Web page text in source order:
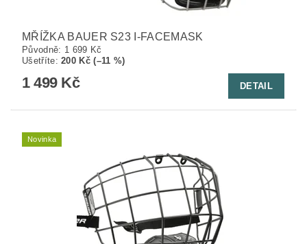
MŘÍŽKA BAUER S23 I-FACEMASK
Původně: 1 699 Kč
Ušetříte:200 Kč (–11 %)
1 499 Kč DETAIL
Novinka